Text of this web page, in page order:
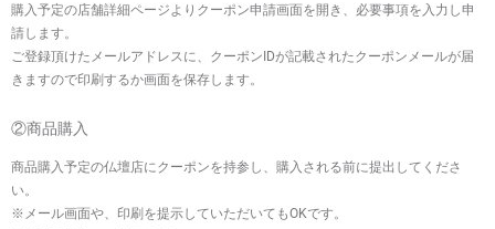
購入予定の店舗詳細ページよりクーポン申請画面を開き、必要事項を入力し申
請します。
ご登録頂けたメールアドレスに、クーポンIDが記載されたクーポンメールが届
きますので印刷するか画面を保存します。
②商品購入
商品購入予定の仏壇店にクーポンを持参し、購入される前に提出してくださ
い。
※メール画面や、印刷を提示していただいてもOKです。